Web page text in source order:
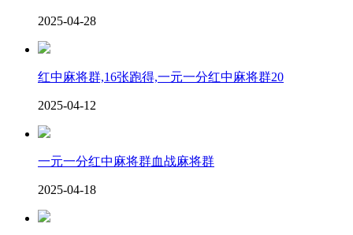
2025-04-28
红中麻将群,16张跑得,一元一分红中麻将群20
2025-04-12
一元一分红中麻将群血战麻将群
2025-04-18